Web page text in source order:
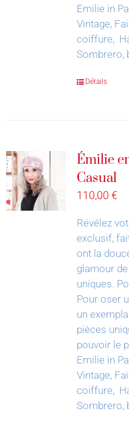
Emilie in
Vintage,
coiffure,
Sombrero,
Détails
Émilie
Casual
110,00 €
Révélez
exclusif,
ont la
glamour
uniques.
Pour oser
un
pièces
pouvoir le
Emilie in
Vintage,
coiffure,
Sombrero,